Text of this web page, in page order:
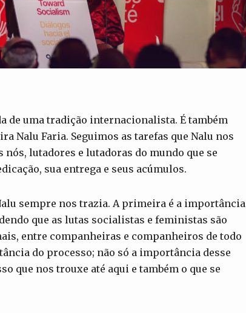
de uma tradição internacionalista. É também
Nalu Faria. Seguimos as tarefas que Nalu nos
lutadores e lutadoras do mundo que se
sua entrega e seus acúmulos.
sempre nos trazia. A primeira é a importância
que as lutas socialistas e feministas são
entre companheiras e companheiros de todo
do processo; não só a importância desse
que nos trouxe até aqui e também o que se